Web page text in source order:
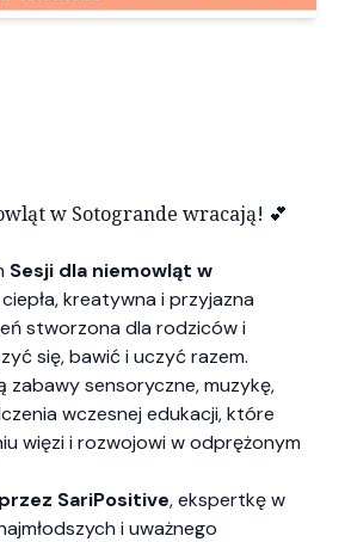
w Sotogrande wracają! 💕
Sesji dla niemowląt w
kreatywna i przyjazna
stworzona dla rodziców i
się, bawić i uczyć razem.
zabawy sensoryczne, muzykę,
wczesnej edukacji, które
więzi i rozwojowi w odprężonym
SariPositive, ekspertkę w
i uważnego